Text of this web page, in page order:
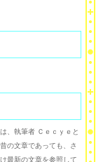
、執筆者 Ｃｅｃｙｅと
の文章であっても、さ
最新の文章を参照して